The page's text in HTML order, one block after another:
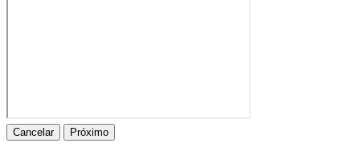
Cancelar Próximo